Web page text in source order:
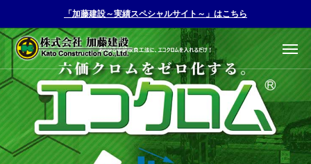
「加藤建設～実績スペシャルサイト～」はこちら